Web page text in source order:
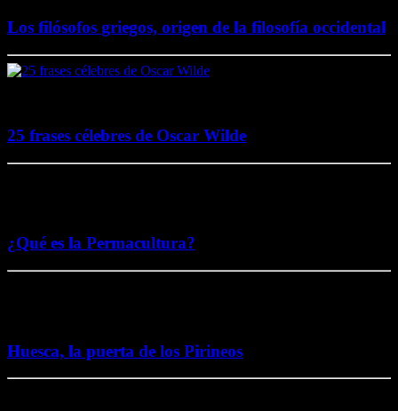
Los filósofos griegos, origen de la filosofía occidental
25 frases célebres de Oscar Wilde
¿Qué es la Permacultura?
Huesca, la puerta de los Pirineos